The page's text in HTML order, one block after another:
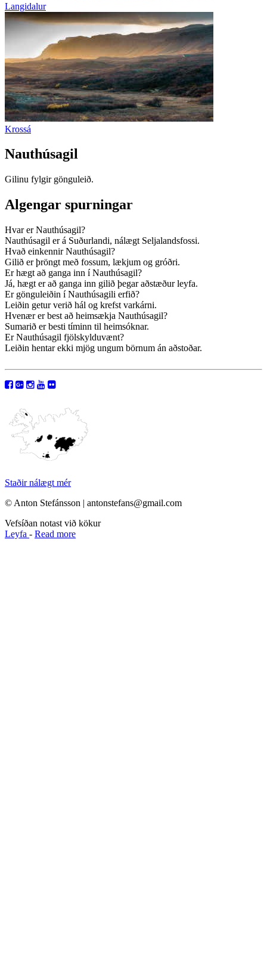
Langidalur
Krossá
Nauthúsagil
Gilinu fylgir gönguleið.
Algengar spurningar
Hvar er Nauthúsagil?
Nauthúsagil er á Suðurlandi, nálægt Seljalandsfossi.
Hvað einkennir Nauthúsagil?
Gilið er þröngt með fossum, lækjum og gróðri.
Er hægt að ganga inn í Nauthúsagil?
Já, hægt er að ganga inn gilið þegar aðstæður leyfa.
Er gönguleiðin í Nauthúsagili erfið?
Leiðin getur verið hál og krefst varkárni.
Hvenær er best að heimsækja Nauthúsagil?
Sumarið er besti tíminn til heimsóknar.
Er Nauthúsagil fjölskylduvænt?
Leiðin hentar ekki mjög ungum börnum án aðstoðar.
Staðir nálægt mér
© Anton Stefánsson | antonstefans@gmail.com
Vefsíðan notast við kökur
Leyfa - Read more